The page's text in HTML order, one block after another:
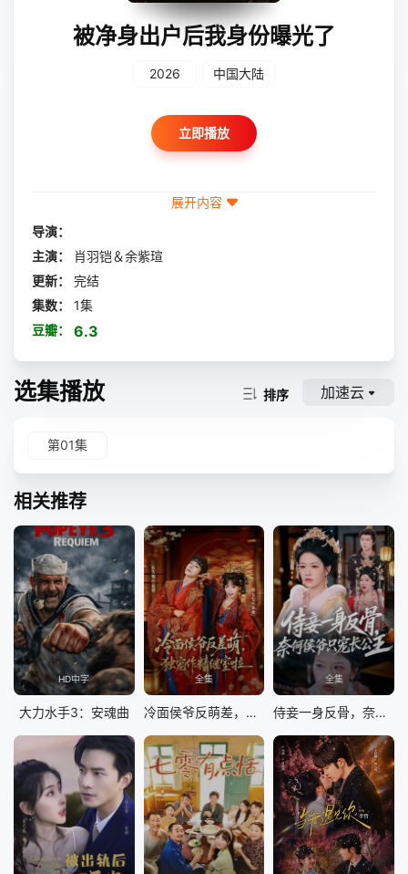
被净身出户后我身份曝光了
2026 中国大陆
立即播放
展开内容
导演：
主演：
肖羽铠＆余紫瑄
更新：
完结
集数：
1集
豆瓣：
6.3
选集播放 排序 加速云
第01集
相关推荐
HD中字
大力水手3：安魂曲
全集
冷面侯爷反萌差，独宠作精继室啦
全集
侍妾一身反骨，奈何侯爷只宠长公主